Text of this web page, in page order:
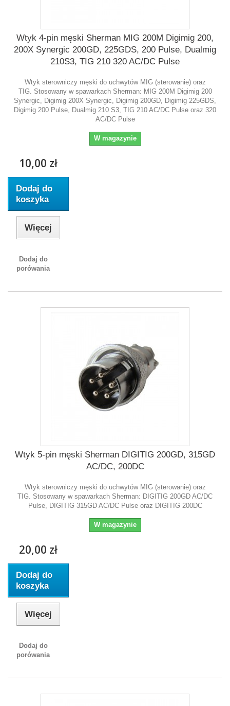
Wtyk 4-pin męski Sherman MIG 200M Digimig 200,
200X Synergic 200GD, 225GDS, 200 Pulse, Dualmig
210S3, TIG 210 320 AC/DC Pulse
Wtyk sterowniczy męski do uchwytów MIG (sterowanie) oraz
TIG. Stosowany w spawarkach Sherman: MIG 200M Digimig 200
Synergic, Digimig 200X Synergic, Digimig 200GD, Digimig 225GDS,
Digimig 200 Pulse, Dualmig 210 S3, TIG 210 AC/DC Pulse oraz 320
AC/DC Pulse
W magazynie
10,00 zł
Dodaj do
koszyka
Więcej
Dodaj do
porówania
Wtyk 5-pin męski Sherman DIGITIG 200GD, 315GD
AC/DC, 200DC
Wtyk sterowniczy męski do uchwytów MIG (sterowanie) oraz
TIG. Stosowany w spawarkach Sherman: DIGITIG 200GD AC/DC
Pulse, DIGITIG 315GD AC/DC Pulse oraz DIGITIG 200DC
W magazynie
20,00 zł
Dodaj do
koszyka
Więcej
Dodaj do
porówania